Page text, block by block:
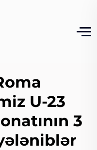
U-23
3